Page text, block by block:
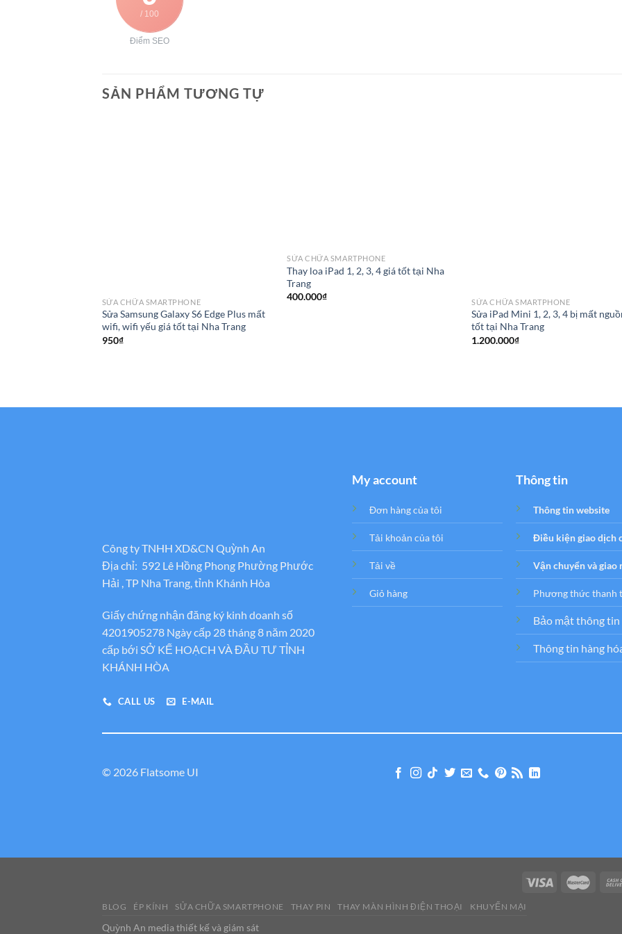
/ 100
Điểm SEO
SẢN PHẨM TƯƠNG TỰ
SỬA CHỮA SMARTPHONE
Sửa Samsung Galaxy S6 Edge Plus mất
wifi, wifi yếu giá tốt tại Nha Trang
950₫
SỬA CHỮA SMARTPHONE
Thay loa iPad 1, 2, 3, 4 giá tốt tại Nha
Trang
400.000₫ SỬA CHỮA SMARTPHONE
Sửa iPad Mini 1, 2, 3, 4 bị mất
tốt tại Nha Trang
1.200.000₫
Công ty TNHH XD&CN Quỳnh An
Địa chỉ: 592 Lê Hồng Phong Phường Phước
Hải , TP Nha Trang, tỉnh Khánh Hòa
Giấy chứng nhận đăng ký kinh doanh số
4201905278 Ngày cấp 28 tháng 8 năm 2020
cấp bới SỞ KẾ HOẠCH VÀ ĐẦU TƯ TỈNH
KHÁNH HÒA
CALL US E-MAIL
My account
Đơn hàng của tôi
Tải khoản của tôi
Tải về
Giỏ hàng
Thông tin
Thông tin website
Điều kiện giao dịch
Vận chuyển và giao
Phương thức thanh
Bảo mật thông tin
Thông tin hàng
© 2026 Flatsome UI
BLOG ÉP KÍNH SỬA CHỮA SMARTPHONE THAY PIN THAY MÀN HÌNH ĐIỆN THOẠI KHUYẾN MẠI
Quỳnh An media thiết kế và giám sát